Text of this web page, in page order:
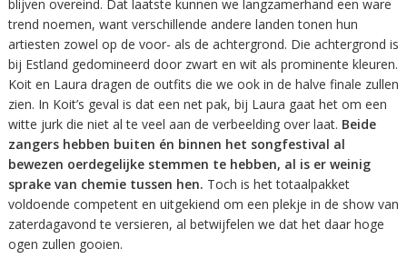
blijven overeind. Dat laatste kunnen we langzamerhand een ware
trend noemen, want verschillende andere landen tonen hun
artiesten zowel op de voor- als de achtergrond. Die achtergrond is
bij Estland gedomineerd door zwart en wit als prominente kleuren.
Koit en Laura dragen de outfits die we ook in de halve finale zullen
zien. In Koit’s geval is dat een net pak, bij Laura gaat het om een
witte jurk die niet al te veel aan de verbeelding over laat. Beide
zangers hebben buiten én binnen het songfestival al
bewezen oerdegelijke stemmen te hebben, al is er weinig
sprake van chemie tussen hen. Toch is het totaalpakket
voldoende competent en uitgekiend om een plekje in de show van
zaterdagavond te versieren, al betwijfelen we dat het daar hoge
ogen zullen gooien.